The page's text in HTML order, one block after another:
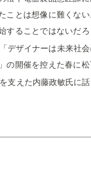
ことは想像に難くない
ることではないだろ
デザイナーは未来社
の開催を控えた春に
支えた内藤政敏氏に